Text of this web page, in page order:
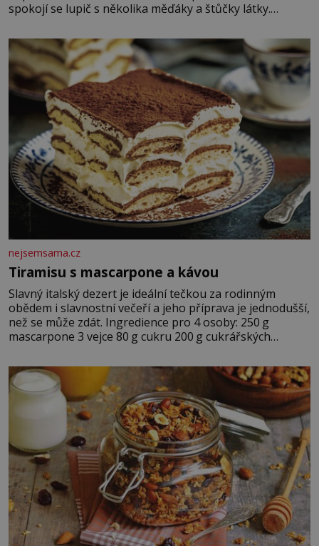
spokojí se lupič s několika měďáky a štůčky látky.
krutý. Jeho činy budí hrůzu ještě dlouho po jeho smrti
nejsemsama.cz
Tiramisu s mascarpone a kávou
Slavný italský dezert je ideální tečkou za rodinným
obědem i slavnostní večeří a jeho příprava je jednodušší,
než se může zdát. Ingredience pro 4 osoby: 250 g
mascarpone 3 vejce 80 g cukru 200 g cukrářských
posypání Postup: Oddělte žloutky od bílků. Žloutky
vyšlehejte s cukrem do světlé pěny a postupně do nich
vmíchejte mascarpone, aby vznikl hladký